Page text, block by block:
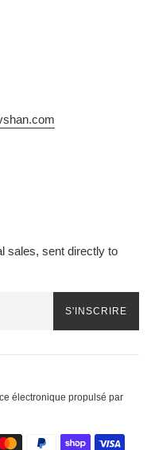
sales, sent directly to
S'INSCRIRE
électronique propulsé par